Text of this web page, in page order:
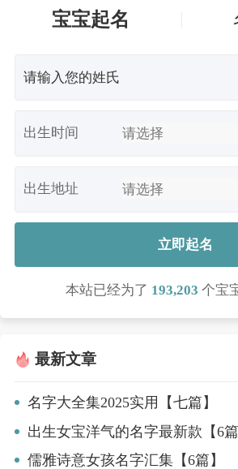
宝宝起名
出生时间
出生地址
立即起名
本站已经为了 193,203 个宝
最新文章
名字大全集2025实用【七篇】
出生女宝洋气的名字最新款【6篇
儒雅诗意女孩名字汇集【6篇】